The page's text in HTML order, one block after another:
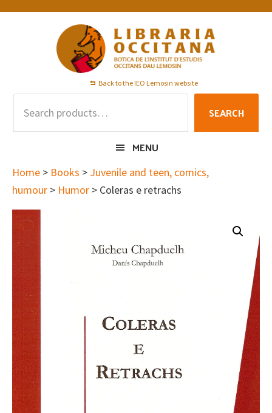
Skip
Skip
Skip
Back to the IEO Lemosin website
SEARCH
MENU
Home > Books > Juvenile and teen, comics,
humour > Humor > Coleras e retrachs